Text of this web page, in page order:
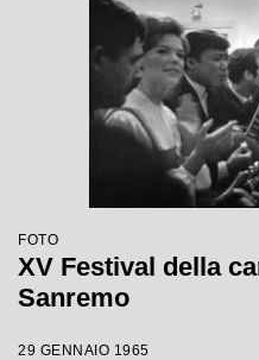
FOTO
XV Festival della
Sanremo
29 GENNAIO 1965